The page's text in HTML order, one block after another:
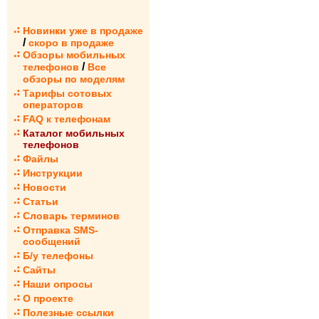
Новинки уже в продаже
/ скоро в продаже
Обзоры мобильных
телефонов / Все
обзоры по моделям
Тарифы сотовых
операторов
FAQ к телефонам
Каталог мобильных
телефонов
Файлы
Инструкции
Новости
Статьи
Словарь терминов
Отправка SMS-
сообщений
Б/у телефоны
Сайты
Наши опросы
О проекте
Полезные ссылки